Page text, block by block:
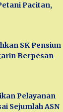
Pacitan,
SK Pensiun
Berpesan
Pelayanan
Sejumlah ASN